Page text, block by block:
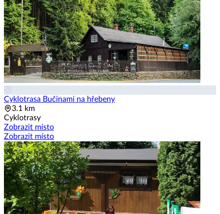
Cyklotrasa Bučinami na hřebeny
3.1 km
Cyklotrasy
Zobrazit místo
Zobrazit místo